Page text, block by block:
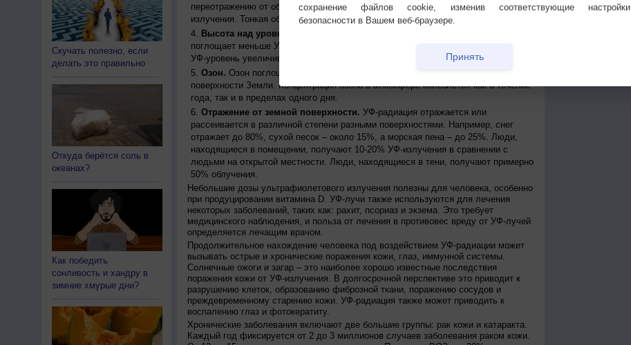
Скучать полезно, если
делать это правильно
Откуда берётся соль в
океанах?
Как победить
сонливость и хандру в
зимние хмурые дни?
переотражению от облаков, создавая, таким образом, рассеянные источники
излучения. Тонкая облачность может пропускать до 90% УФ-лучей.
Высота над уровнем моря.
поглощает меньше УФ-радиации, поступающей от Солнца. Каждые 1000 метров
УФ-уровень увеличивается примерно на 10%.
Озон. Озон поглощает часть УФ-радиации, которая иначе могла бы достичь
поверхности Земли. Концентрация озона в атмосфере колеблется как в течение
года, так и в пределах одного дня.
Отражение от земной поверхности. УФ-радиация отражается или
рассеивается в различной степени разными поверхностями. Например, снег
отражает до 80%, сухой песок – около 15%, а морская пена – до 25%. Люди,
находящиеся в помещении, получают 10-20% УФ-излучения в сравнении с
людьми на открытой местности. Люди, находящиеся в тени, получают примерно
50% облучения.
Небольшие дозы ультрафиолетового излучения полезны для человека, особенно
при продуцировании витамина D. УФ-лучи также используются для лечения
некоторых заболеваний, таких как: рахит, псориаз и экзема. Это требует
медицинского наблюдения, и польза от лечения в противовес вреду от УФ-лучей
определяется лечащим врачом.
Продолжительное нахождение человека под воздействием УФ-радиации может
вызывать острые и хронические поражения кожи, глаз, иммунной системы.
Солнечные ожоги и загар – это наиболее хорошо известные последствия
поражения кожи от УФ-излучения. В долгосрочной перспективе это приводит к
разрушению клеток, образованию фиброзной ткани, поражению сосудов и
преждевременному старению кожи. УФ-радиация также может приводить к
воспалению глаз и фотокератиту.
Хронические заболевания включают две большие группы: рак кожи и катаракта.
Каждый год фиксируется от 2 до 3 миллионов случаев заболевания раком кожи.
сохранение файлов cookie, изменив соответствующие настройки
безопасности в Вашем веб-браузере.
Принять